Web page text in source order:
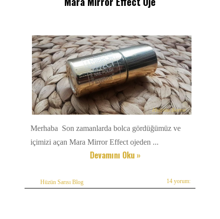
Merhaba Son zamanlarda bolca gördüğümüz ve
içimizi açan Mara Mirror Effect ojeden ...
Devamını Oku »
Hüzün Sarısı Blog 14 yorum: